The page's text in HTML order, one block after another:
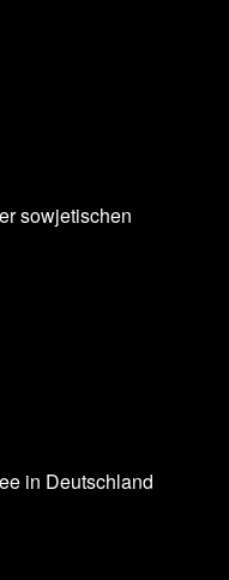
sowjetischen
in Deutschland